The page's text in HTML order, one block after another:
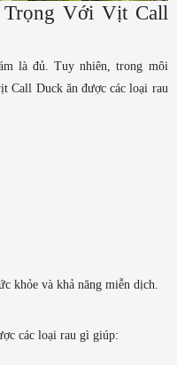
Trọng Với Vịt Call
là đủ. Tuy nhiên, trong môi
Call Duck ăn được các loại rau
khỏe và khả năng miễn dịch.
các loại rau gì giúp: